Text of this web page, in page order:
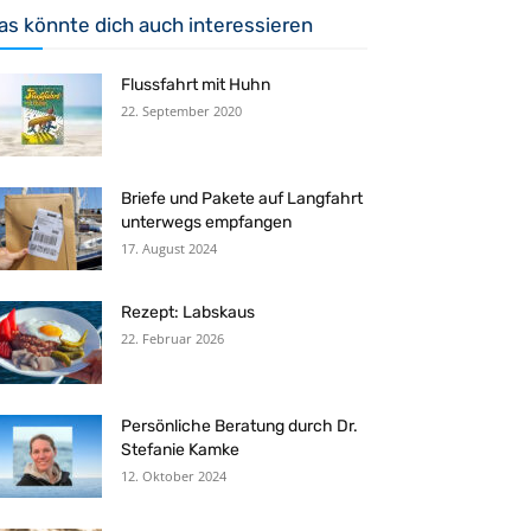
könnte dich auch interessieren
Flussfahrt mit Huhn
22. September 2020
Briefe und Pakete auf Langfahrt
unterwegs empfangen
17. August 2024
Rezept: Labskaus
22. Februar 2026
Persönliche Beratung durch Dr.
Stefanie Kamke
12. Oktober 2024